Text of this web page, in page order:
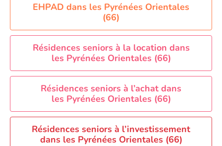
Aide à domicile Orléans
Aide à domicile Paris
Aide à domicile Perpignan
Aide à domicile Rennes
Aide à domicile Saint-Etienne
Aide à domicile Toulouse
Recherche par ville
EHPAD dans les Pyrénées Orientales
(66)
Résidences seniors à la location dans
les Pyrénées Orientales (66)
Résidences seniors à l’achat dans
les Pyrénées Orientales (66)
Résidences seniors à l’investissement
dans les Pyrénées Orientales (66)